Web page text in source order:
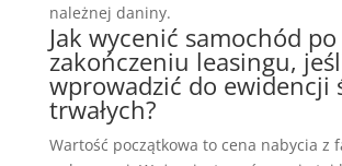
należnej daniny.
Jak wycenić samochód po
zakończeniu leasingu,
wprowadzić do ewidencji
trwałych?
Wartość początkowa to cena nabycia z